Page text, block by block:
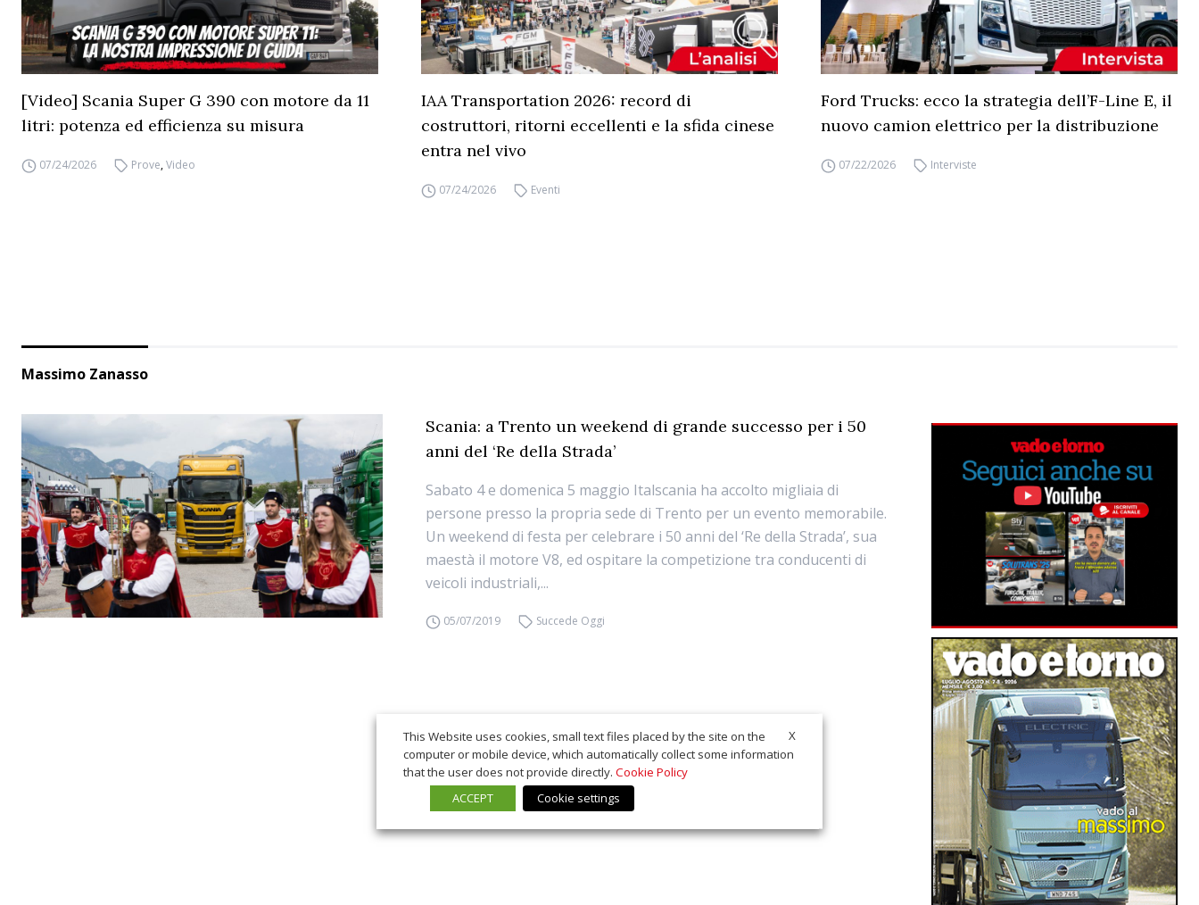
[Video] Scania Super G 390 con motore da 11
litri: potenza ed efficienza su misura
07/24/2026 Prove,Video
IAA Transportation 2026: record di
costruttori, ritorni eccellenti e la sfida cinese
entra nel vivo
07/24/2026 Eventi
Ford Trucks: ecco la strategia dell’F-Line E, il
nuovo camion elettrico per la distribuzione
07/22/2026 Interviste
Massimo Zanasso
Scania: a Trento un weekend di grande successo per i 50
anni del ‘Re della Strada’
Sabato 4 e domenica 5 maggio Italscania ha accolto migliaia di
persone presso la propria sede di Trento per un evento memorabile.
Un weekend di festa per celebrare i 50 anni del ‘Re della Strada’, sua
maestà il motore V8, ed ospitare la competizione tra conducenti di
veicoli industriali,...
05/07/2019 Succede Oggi
X
This Website uses cookies, small text files placed by the site on the
computer or mobile device, which automatically collect some information
that the user does not provide directly. Cookie Policy
ACCEPT
Cookie settings